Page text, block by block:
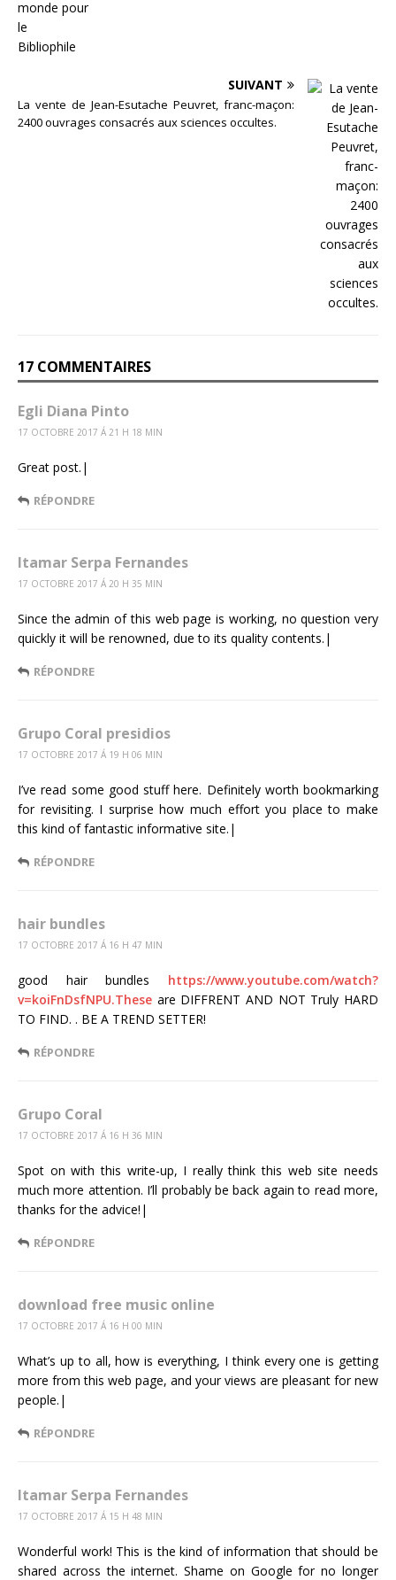
SUIVANT
La vente de Jean-Esutache Peuvret, franc-maçon:
2400 ouvrages consacrés aux sciences occultes.
17 COMMENTAIRES
Egli Diana Pinto
17 OCTOBRE 2017 Á 21 H 18 MIN
Great post.|
RÉPONDRE
Itamar Serpa Fernandes
17 OCTOBRE 2017 Á 20 H 35 MIN
Since the admin of this web page is working, no question very
quickly it will be renowned, due to its quality contents.|
RÉPONDRE
Grupo Coral presidios
17 OCTOBRE 2017 Á 19 H 06 MIN
I’ve read some good stuff here. Definitely worth bookmarking
for revisiting. I surprise how much effort you place to make
this kind of fantastic informative site.|
RÉPONDRE
hair bundles
17 OCTOBRE 2017 Á 16 H 47 MIN
good hair bundles https://www.youtube.com/watch?
v=koiFnDsfNPU.These are DIFFRENT AND NOT Truly HARD
TO FIND. . BE A TREND SETTER!
RÉPONDRE
Grupo Coral
17 OCTOBRE 2017 Á 16 H 36 MIN
Spot on with this write-up, I really think this web site needs
much more attention. I’ll probably be back again to read more,
thanks for the advice!|
RÉPONDRE
download free music online
17 OCTOBRE 2017 Á 16 H 00 MIN
What’s up to all, how is everything, I think every one is getting
more from this web page, and your views are pleasant for new
people.|
RÉPONDRE
Itamar Serpa Fernandes
17 OCTOBRE 2017 Á 15 H 48 MIN
Wonderful work! This is the kind of information that should be
shared across the internet. Shame on Google for no longer